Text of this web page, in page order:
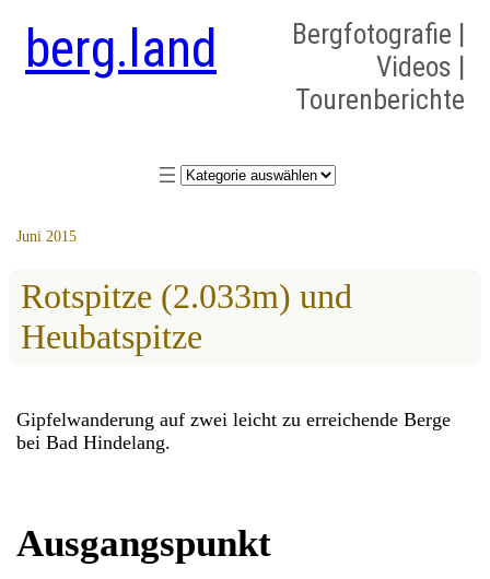
berg.land
Bergfotografie |
Videos |
Tourenberichte
Kategorien
Juni 2015
Rotspitze (2.033m) und
Heubatspitze
Gipfelwanderung auf zwei leicht zu erreichende Berge
bei Bad Hindelang.
Ausgangspunkt